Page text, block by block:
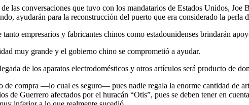
las conversaciones que tuvo con los mandatarios de Estados Unidos,
ayudarán para la reconstrucción del puerto que era considerado la perla
empresarios y fabricantes chinos como estadounidenses brindarán
muy grande y el gobierno chino se comprometió a ayudar.
de los aparatos electrodomésticos y otros artículos será producto de
de compra —lo cual es seguro— pues nadie regala la enorme cantidad de
de Guerrero afectados por el huracán “Otis”, pues se deben tener en